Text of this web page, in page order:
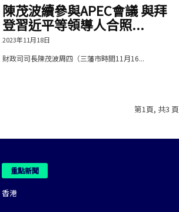
陳茂波續參與APEC會議 與拜
登習近平等領導人合照...
2023年11月18日
財政司司長陳茂波周四（三藩市時間11月16...
第1頁, 共3 頁
重點新聞
香港